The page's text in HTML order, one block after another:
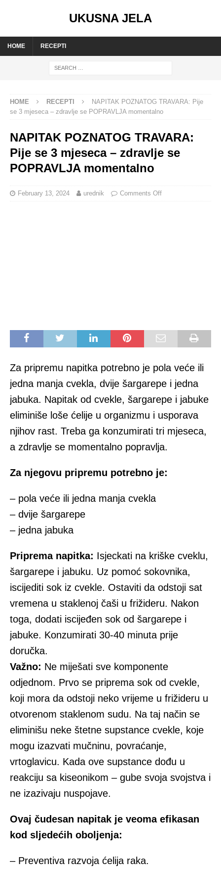
UKUSNA JELA
HOME RECEPTI
HOME RECEPTI
NAPITAK POZNATOG TRAVARA: Pije
se 3 mjeseca – zdravlje se POPRAVLJA momentalno
NAPITAK POZNATOG TRAVARA:
Pije se 3 mjeseca – zdravlje se
POPRAVLJA momentalno
February 13, 2024 urednik Comments Off
Za pripremu napitka potrebno je pola veće ili
jedna manja cvekla, dvije šargarepe i jedna
jabuka. Napitak od cvekle, šargarepe i jabuke
eliminiše loše ćelije u organizmu i usporava
njihov rast. Treba ga konzumirati tri mjeseca,
a zdravlje se momentalno popravlja.
Za njegovu pripremu potrebno je:
– pola veće ili jedna manja cvekla
– dvije šargarepe
– jedna jabuka
Priprema napitka: Isjeckati na kriške cveklu,
šargarepe i jabuku. Uz pomoć sokovnika,
iscijediti sok iz cvekle. Ostaviti da odstoji sat
vremena u staklenoj čaši u frižideru. Nakon
toga, dodati iscijeđen sok od šargarepe i
jabuke. Konzumirati 30-40 minuta prije
doručka.
Važno: Ne miješati sve komponente
odjednom. Prvo se priprema sok od cvekle,
koji mora da odstoji neko vrijeme u frižideru u
otvorenom staklenom sudu. Na taj način se
eliminišu neke štetne supstance cvekle, koje
mogu izazvati mučninu, povraćanje,
vrtoglavicu. Kada ove supstance dođu u
reakciju sa kiseonikom – gube svoja svojstva i
ne izazivaju nuspojave.
Ovaj čudesan napitak je veoma efikasan
kod sljedećih oboljenja:
– Preventiva razvoja ćelija raka.